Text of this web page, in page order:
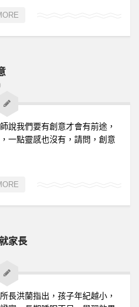
說我們要有創意才會有前途，
一點靈感也沒有，請問，創意
家長
長洪蘭指出，孩子年紀越小，